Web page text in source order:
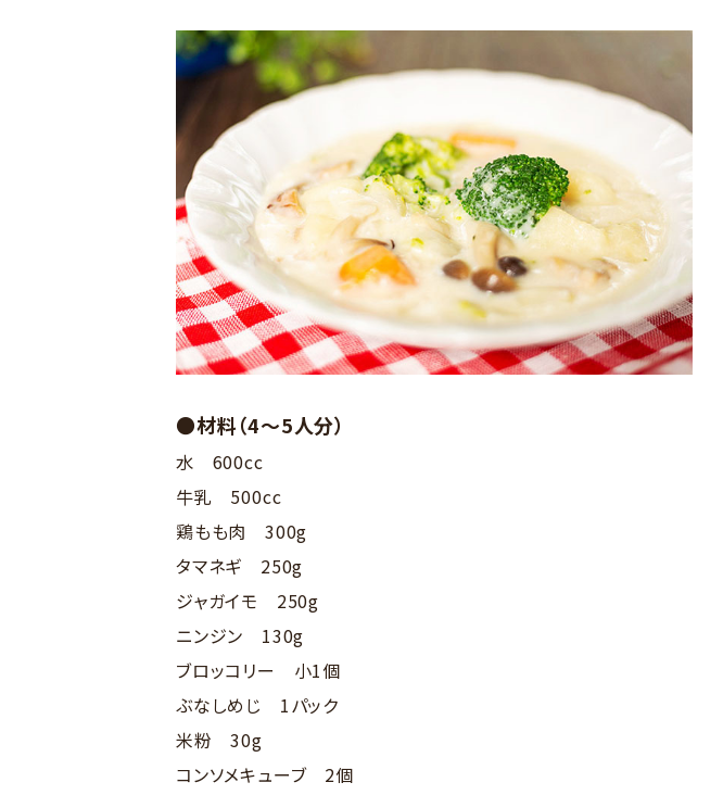
●材料（4～5人分）
水 600cc
牛乳 500cc
鶏もも肉 300g
タマネギ 250g
ジャガイモ 250g
ニンジン 130g
ブロッコリー 小1個
ぶなしめじ 1パック
米粉 30g
コンソメキューブ 2個